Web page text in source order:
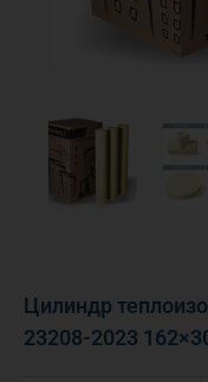
Цилиндр
23208-2023